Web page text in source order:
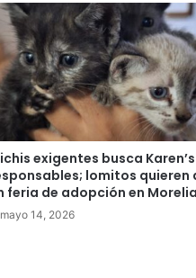
exigentes busca Karen’s
lomitos quieren
feria de adopción en Morelia
mayo 14, 2026